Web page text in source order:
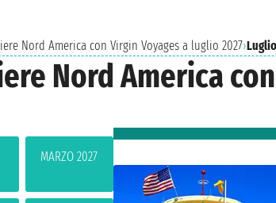
Nord America con Virgin Voyages a luglio 2027›
Nord America
MARZO 2027